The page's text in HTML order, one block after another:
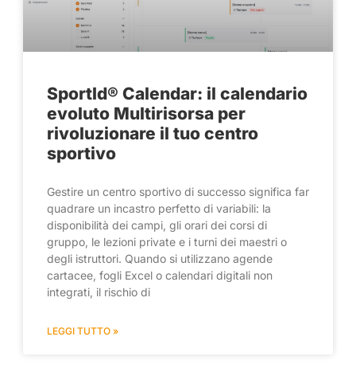
SportId® Calendar: il calendario
evoluto Multirisorsa per
rivoluzionare il tuo centro
sportivo
Gestire un centro sportivo di successo significa far
quadrare un incastro perfetto di variabili: la
disponibilità dei campi, gli orari dei corsi di
gruppo, le lezioni private e i turni dei maestri o
degli istruttori. Quando si utilizzano agende
cartacee, fogli Excel o calendari digitali non
integrati, il rischio di
LEGGI TUTTO »